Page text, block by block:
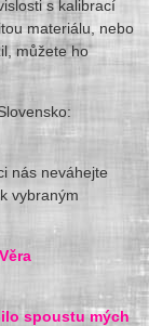
s kalibrací
materiálu, nebo
můžete ho
nás neváhejte
vybraným
spoustu mých